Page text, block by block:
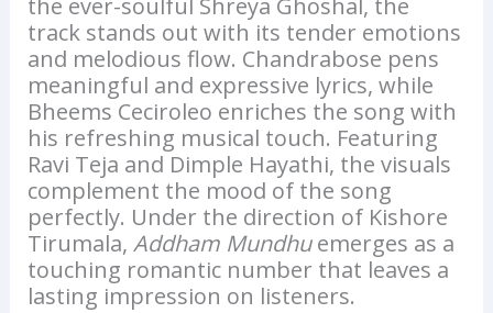
the ever-soulful Shreya Ghoshal, the
track stands out with its tender emotions
and melodious flow. Chandrabose pens
meaningful and expressive lyrics, while
Bheems Ceciroleo enriches the song with
his refreshing musical touch. Featuring
Ravi Teja and Dimple Hayathi, the visuals
complement the mood of the song
perfectly. Under the direction of Kishore
Tirumala, Addham Mundhuemerges as a
touching romantic number that leaves a
lasting impression on listeners.